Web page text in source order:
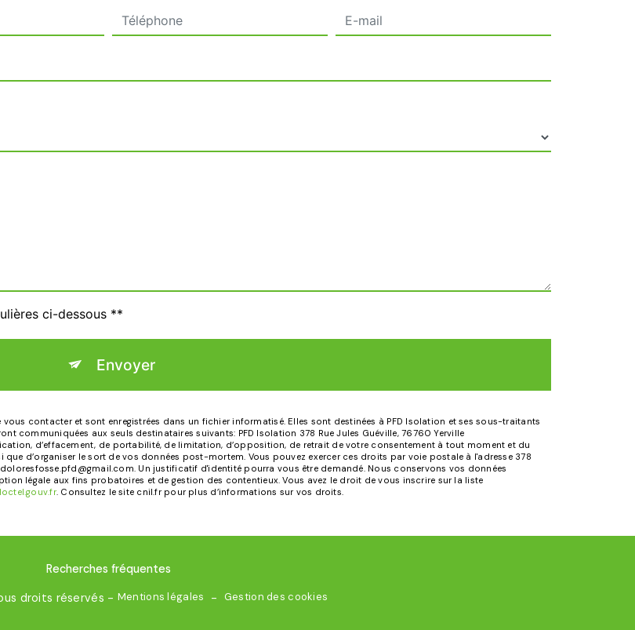
ci-dessous **
Envoyer
contacter et sont enregistrées dans un fichier informatisé. Elles sont destinées à PFD Isolation et ses sous-traitants
communiquées aux seuls destinataires suivants: PFD Isolation 378 Rue Jules Guéville, 76760 Yerville
d’effacement, de portabilité, de limitation, d’opposition, de retrait de votre consentement à tout moment et du
d’organiser le sort de vos données post-mortem. Vous pouvez exercer ces droits par voie postale à l'adresse 378
Un justificatif d'identité pourra vous être demandé. Nous conservons vos données
légale aux fins probatoires et de gestion des contentieux. Vous avez le droit de vous inscrire sur la liste
. Consultez le site cnil.fr pour plus d’informations sur vos droits.
Recherches fréquentes
droits réservés - Mentions légales - Gestion des cookies